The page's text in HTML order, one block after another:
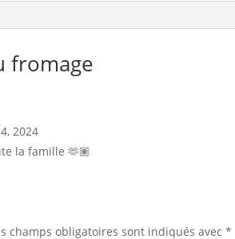
fromage
2024
la famille 🫶🏽
champs obligatoires sont indiqués avec*